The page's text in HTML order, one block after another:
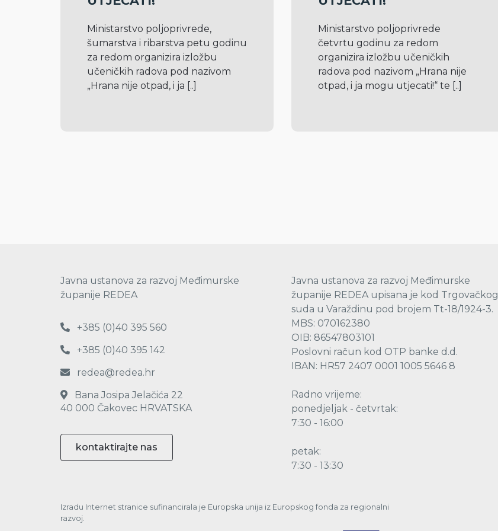
Ministarstvo poljoprivrede,
šumarstva i ribarstva petu godinu
za redom organizira izložbu
učeničkih radova pod nazivom
„Hrana nije otpad, i ja [..]
Ministarstvo poljoprivrede
četvrtu godinu za redom
organizira izložbu učeničkih
radova pod nazivom „Hrana nije
otpad, i ja mogu utjecati!“ te [..]
Javna ustanova za razvoj Međimurske
županije REDEA
+385 (0)40 395 560
+385 (0)40 395 142
redea@redea.hr
Bana Josipa Jelačića 22
40 000 Čakovec HRVATSKA
kontaktirajte nas
Javna ustanova za razvoj Međimurske
županije REDEA upisana je kod Trgovačkog
suda u Varaždinu pod brojem Tt-18/1924-3.
MBS: 070162380
OIB: 86547803101
Poslovni račun kod OTP banke d.d.
IBAN: HR57 2407 0001 1005 5646 8
Radno vrijeme:
ponedjeljak - četvrtak:
7:30 - 16:00
petak:
7:30 - 13:30
Izradu Internet stranice sufinancirala je Europska unija iz Europskog fonda za regionalni
razvoj.